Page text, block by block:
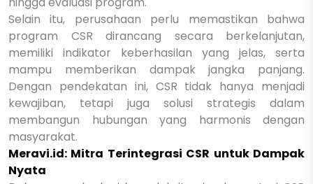
Selain itu, perusahaan perlu memastikan bahwa
program CSR dirancang secara berkelanjutan,
memiliki indikator keberhasilan yang jelas, serta
mampu memberikan dampak jangka panjang.
Dengan pendekatan ini, CSR tidak hanya menjadi
kewajiban, tetapi juga solusi strategis dalam
membangun hubungan yang harmonis dengan
masyarakat.
Meravi.id: Mitra Terintegrasi CSR untuk Dampak
Nyata